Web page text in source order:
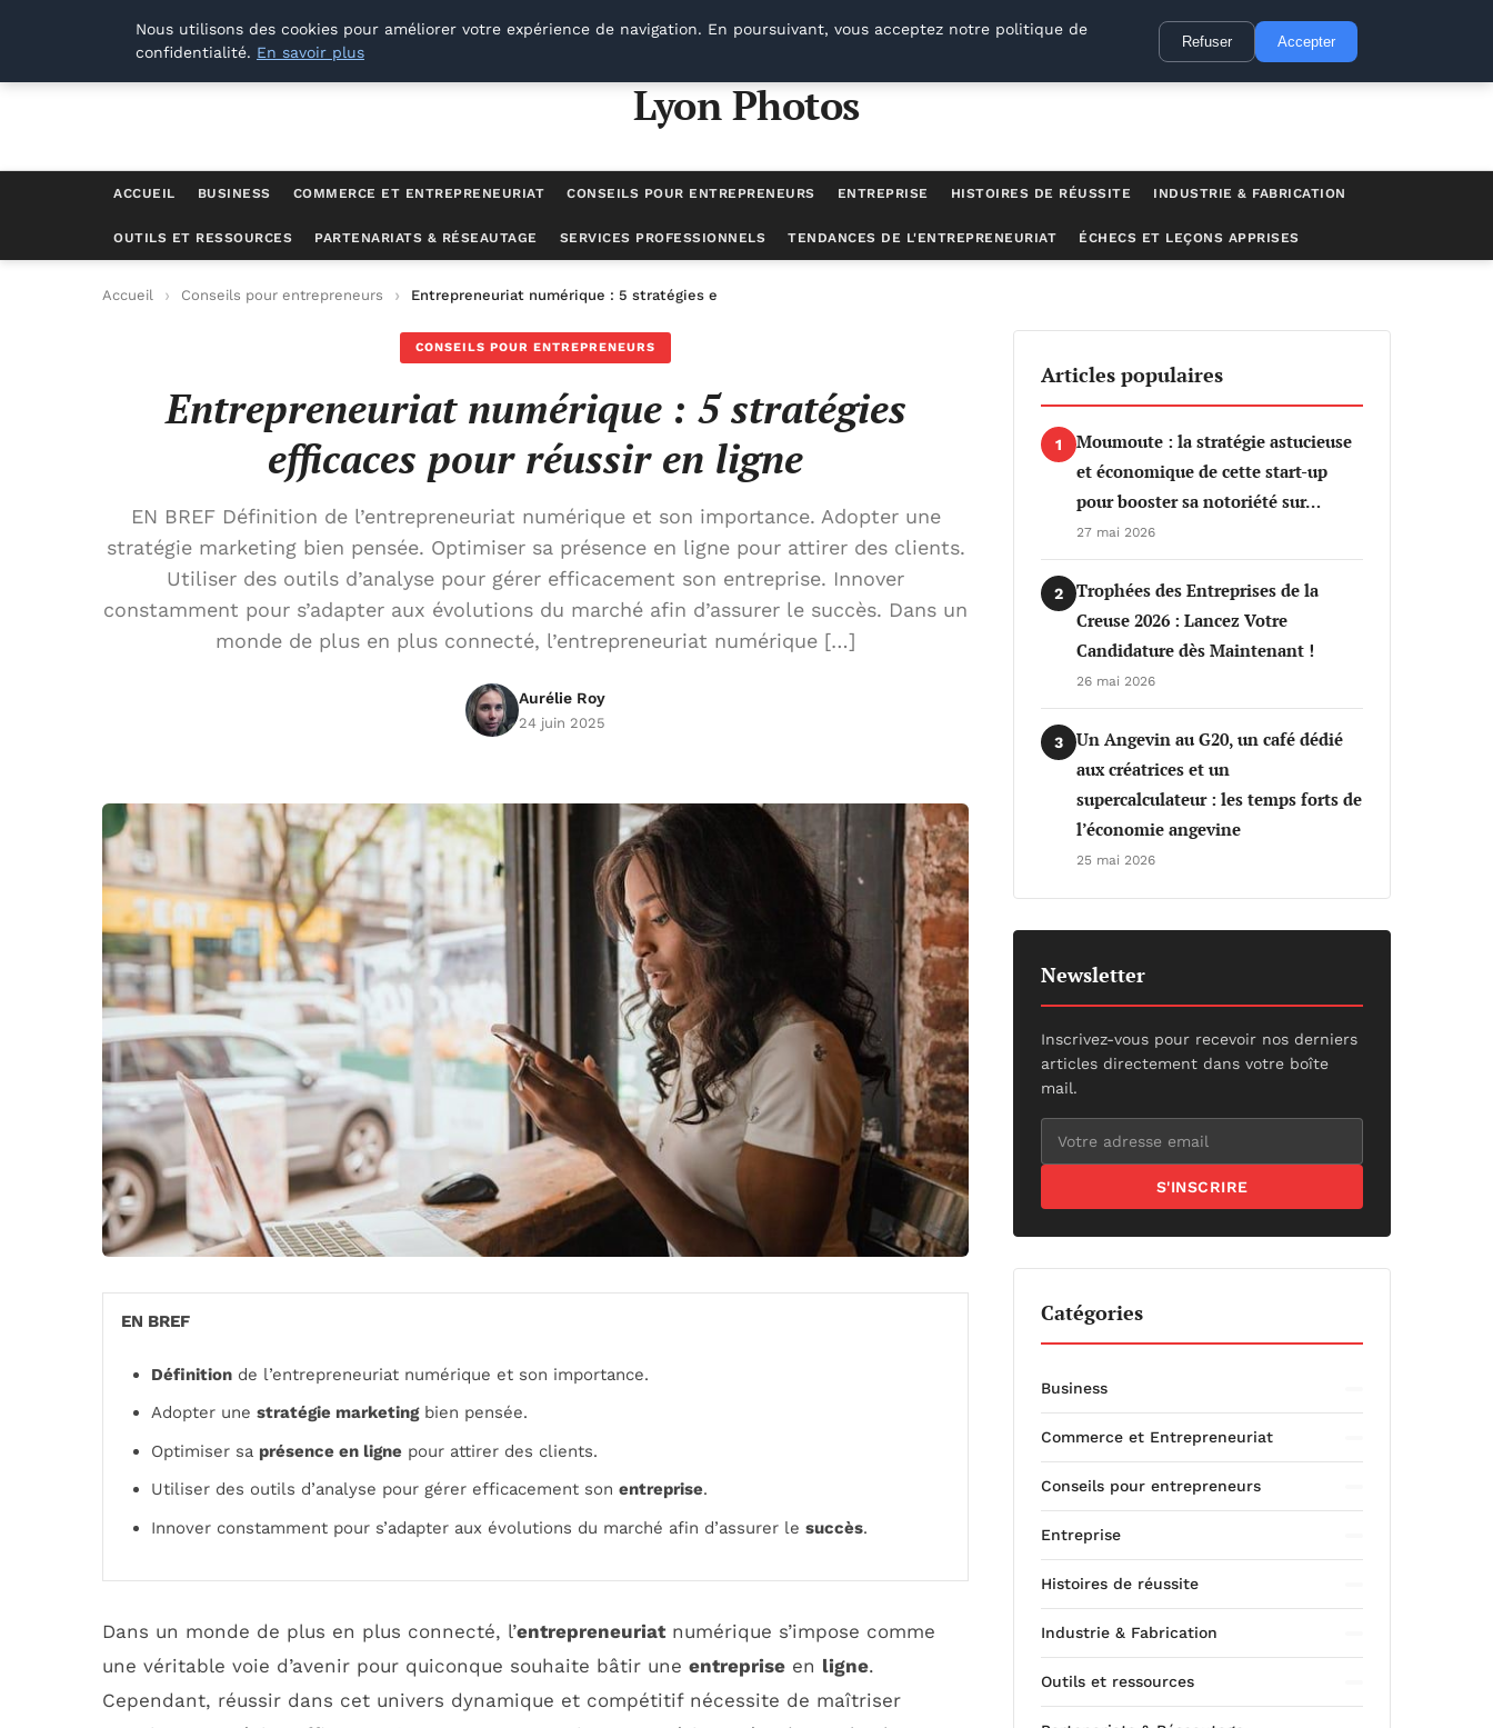
Lyon Photos
Lyon Photos
ACCUEIL BUSINESS COMMERCE ET ENTREPRENEURIAT CONSEILS POUR ENTREPRENEURS ENTREPRISE HISTOIRES DE RÉUSSITE INDUSTRIE & FABRICATION
OUTILS ET RESSOURCES PARTENARIATS & RÉSEAUTAGE SERVICES PROFESSIONNELS TENDANCES DE L'ENTREPRENEURIAT ÉCHECS ET LEÇONS APPRISES
Accueil Conseils pour entrepreneurs Entrepreneuriat numérique : 5 stratégies efficaces pour réussir en ligne
CONSEILS POUR ENTREPRENEURS
Entrepreneuriat numérique : 5 stratégies
efficaces pour réussir en ligne
EN BREF Définition de l’entrepreneuriat numérique et son importance. Adopter une
stratégie marketing bien pensée. Optimiser sa présence en ligne pour attirer des clients.
Utiliser des outils d’analyse pour gérer efficacement son entreprise. Innover
constamment pour s’adapter aux évolutions du marché afin d’assurer le succès. Dans un
monde de plus en plus connecté, l’entrepreneuriat numérique […]
Aurélie Roy
24 juin 2025
EN BREF
Définition de l’entrepreneuriat numérique et son importance.
Adopter une stratégie marketingbien pensée.
Optimiser sa présence en ligne pour attirer des clients.
Utiliser des outils d’analyse pour gérer efficacement son entreprise.
Innover constamment pour s’adapter aux évolutions du marché afin d’assurer le succès.
Dans un monde de plus en plus connecté, l’entrepreneuriatnumérique s’impose comme
une véritable voie d’avenir pour quiconque souhaite bâtir une entreprise en ligne.
Cependant, réussir dans cet univers dynamique et compétitif nécessite de maîtriser
Articles populaires
1
Moumoute : la stratégie astucieuse
et économique de cette start-up
pour booster sa notoriété sur…
27 mai 2026
2
Trophées des Entreprises de la
Creuse 2026 : Lancez Votre
Candidature dès Maintenant !
26 mai 2026
3
Un Angevin au G20, un café dédié
aux créatrices et un
supercalculateur : les temps forts de
l’économie angevine
25 mai 2026
Newsletter
Inscrivez-vous pour recevoir nos derniers
articles directement dans votre boîte
mail.
S'INSCRIRE
Catégories
Business
Commerce et Entrepreneuriat
Conseils pour entrepreneurs
Entreprise
Histoires de réussite
Industrie & Fabrication
Outils et ressources
Nous utilisons des cookies pour améliorer votre expérience de navigation. En poursuivant, vous acceptez notre politique de
confidentialité. En savoir plus
Refuser Accepter